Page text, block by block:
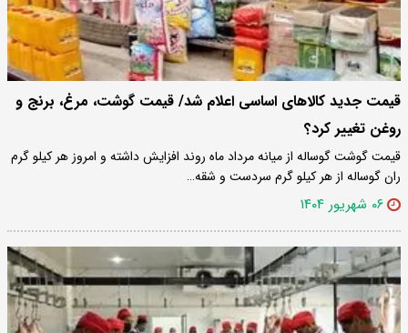
قیمت جدید کالاهای اساسی اعلام شد/ قیمت گوشت، مرغ، برنج و
روغن تغییر کرد؟
قیمت گوشت گوساله از میانه مرداد ماه روند افزایش داشته و امروز هر کیلو گرم
ران گوساله از هر کیلو گرم سردست و شقه…
۰۶ شهریور ۱۴۰۴